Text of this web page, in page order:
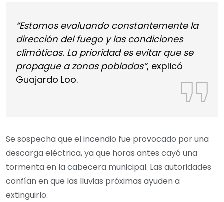
“Estamos evaluando constantemente la
dirección del fuego y las condiciones
climáticas. La prioridad es evitar que se
propague a zonas pobladas”, explicó
Guajardo Loo.
Se sospecha que el incendio fue provocado por una
descarga eléctrica, ya que horas antes cayó una
tormenta en la cabecera municipal. Las autoridades
confían en que las lluvias próximas ayuden a
extinguirlo.